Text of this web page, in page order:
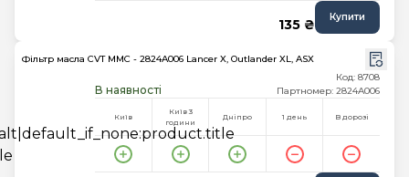
135 ₴ Купити
Фільтр масла CVT MMC - 2824A006 Lancer X, Outlander XL, ASX
В наявності
Код: 8708
Партномер: 2824A006
Київ
Київ 3
години
Дніпро 1 день В дорозі